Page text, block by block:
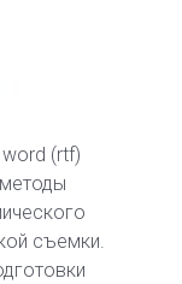
(rtf)
съемки.